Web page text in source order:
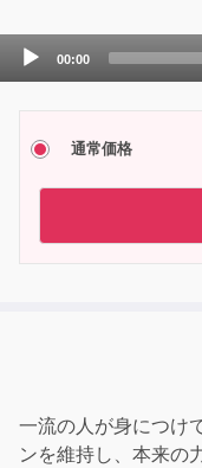
Audio
00:00
通常価格
一流の人が身につけ
ンを維持し、本来の